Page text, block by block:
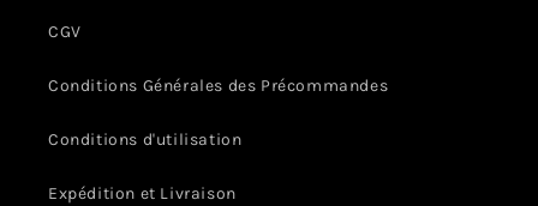
CGV
Conditions Générales des Précommandes
Conditions d'utilisation
Expédition et Livraison